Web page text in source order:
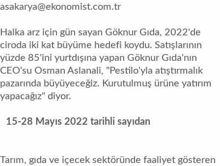
asakarya@ekonomist.com.tr
Halka arz için gün sayan Göknur Gıda, 2022'de
ciroda iki kat büyüme hedefi koydu. Satışlarının
yüzde 85'ini yurtdışına yapan Göknur Gıda'nın
CEO'su Osman Aslanali, "Pestilo'yla atıştırmalık
pazarında büyüyeceğiz. Kurutulmuş ürüne yatırım
yapacağız" diyor.
15-28 Mayıs 2022 tarihli sayıdan
Tarım, gıda ve içecek sektöründe faaliyet gösteren